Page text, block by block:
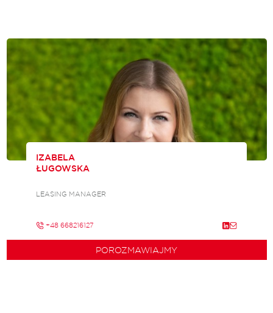
IZABELA
ŁUGOWSKA
LEASING MANAGER
+48 668216127
POROZMAWIAJMY